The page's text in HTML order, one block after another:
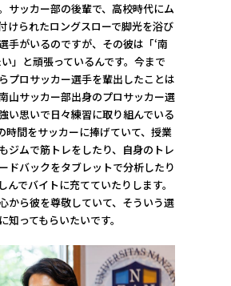
サッカー部の後輩で、高校時代にム
けられたロングスローで脚光を浴び
手がいるのですが、その彼は「‘南
」と頑張っているんです。今まで
プロサッカー選手を輩出したことは
山サッカー部出身のプロサッカー選
い思いで日々練習に取り組んでいる
時間をサッカーに捧げていて、授業
ジムで筋トレをしたり、自身のトレ
ドバックをタブレットで分析したり
んでバイトに充てていたりします。
から彼を尊敬していて、そういう選
知ってもらいたいです。